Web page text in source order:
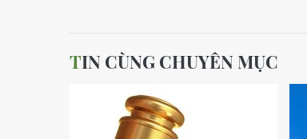
TIN CÙNG CHUYÊN MỤC